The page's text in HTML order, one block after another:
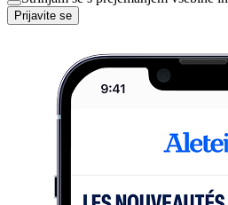
Prijavite se